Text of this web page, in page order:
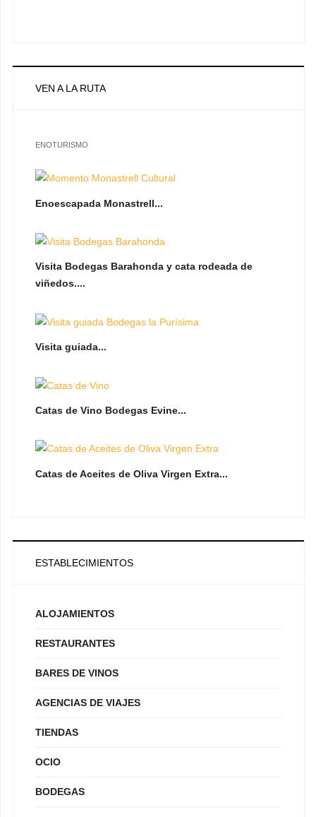
VEN A LA RUTA
ENOTURISMO
Enoescapada Monastrell...
Visita Bodegas Barahonda y cata rodeada de
viñedos....
Visita guiada...
Catas de Vino Bodegas Evine...
Catas de Aceites de Oliva Virgen Extra...
ESTABLECIMIENTOS
ALOJAMIENTOS
RESTAURANTES
BARES DE VINOS
AGENCIAS DE VIAJES
TIENDAS
OCIO
BODEGAS